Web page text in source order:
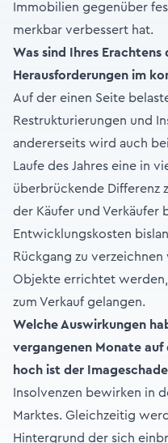
Immobilien gegenüber
merkbar verbessert hat.
Was sind Ihres
Herausforderungen im
Auf der einen Seite
Restrukturierungen und
andererseits wird auch
Laufe des Jahres eine in
überbrückende Differenz
der Käufer und Verkäufer
Entwicklungskosten
Rückgang zu
Objekte errichtet
zum Verkauf gelangen.
Welche Auswirkungen
vergangenen Monate
hoch ist der
Insolvenzen bewirken in
Marktes. Gleichzeitig
Hintergrund der sich